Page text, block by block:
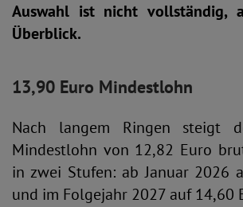
Auswahl ist nicht vollständig,
Überblick.
13,90 Euro Mindestlohn
Nach langem Ringen steigt
Mindestlohn von 12,82 Euro
in zwei Stufen: ab Januar 2026
und im Folgejahr 2027 auf 14,60